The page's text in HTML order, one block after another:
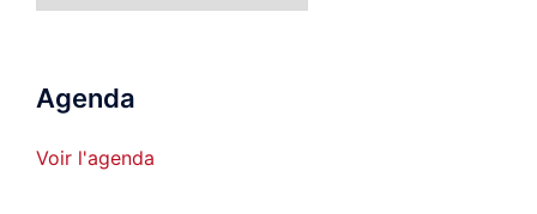
Agenda
Voir l'agenda